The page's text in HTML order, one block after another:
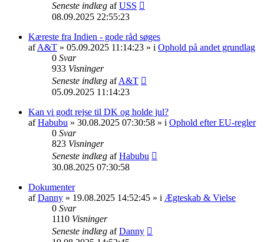
Seneste indlæg afUSS
08.09.2025 22:55:23
Kæreste fra Indien - gode råd søges
afA&T » 05.09.2025 11:14:23 » i Ophold på andet grundlag
0 Svar
933 Visninger
Seneste indlæg afA&T
05.09.2025 11:14:23
Kan vi godt rejse til DK og holde jul?
afHabubu » 30.08.2025 07:30:58 » i Ophold efter EU-regler
0 Svar
823 Visninger
Seneste indlæg afHabubu
30.08.2025 07:30:58
Dokumenter
afDanny » 19.08.2025 14:52:45 » i Ægteskab & Vielse
0 Svar
1110 Visninger
Seneste indlæg afDanny